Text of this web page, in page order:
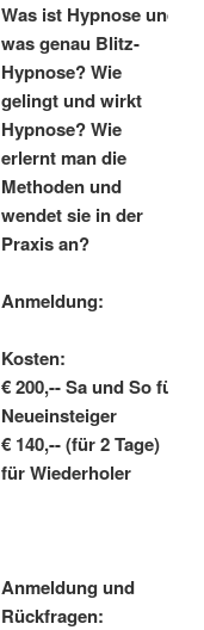
Was ist Hypnose und
was genau Blitz-
Hypnose? Wie
gelingt und wirkt
Hypnose? Wie
erlernt man die
Methoden und
wendet sie in der
Praxis an?
Anmeldung:
Kosten:
€ 200,-- Sa und So für
Neueinsteiger
€ 140,-- (für 2 Tage)
für Wiederholer
Anmeldung und
Rückfragen: